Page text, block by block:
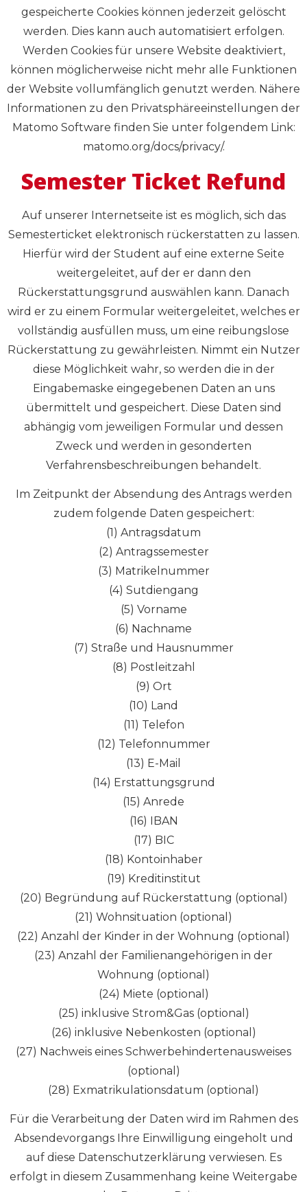
gespeicherte Cookies können jederzeit gelöscht
werden. Dies kann auch automatisiert erfolgen.
Werden Cookies für unsere Website deaktiviert,
können möglicherweise nicht mehr alle Funktionen
der Website vollumfänglich genutzt werden. Nähere
Informationen zu den Privatsphäreeinstellungen der
Matomo Software finden Sie unter folgendem Link:
matomo.org/docs/privacy/.
Semester Ticket Refund
Auf unserer Internetseite ist es möglich, sich das
Semesterticket elektronisch rückerstatten zu lassen.
Hierfür wird der Student auf eine externe Seite
weitergeleitet, auf der er dann den
Rückerstattungsgrund auswählen kann. Danach
wird er zu einem Formular weitergeleitet, welches er
vollständig ausfüllen muss, um eine reibungslose
Rückerstattung zu gewährleisten. Nimmt ein Nutzer
diese Möglichkeit wahr, so werden die in der
Eingabemaske eingegebenen Daten an uns
übermittelt und gespeichert. Diese Daten sind
abhängig vom jeweiligen Formular und dessen
Zweck und werden in gesonderten
Verfahrensbeschreibungen behandelt.
Im Zeitpunkt der Absendung des Antrags werden
zudem folgende Daten gespeichert:
(1) Antragsdatum
(2) Antragssemester
(3) Matrikelnummer
(4) Sutdiengang
(5) Vorname
(6) Nachname
(7) Straße und Hausnummer
(8) Postleitzahl
(9) Ort
(10) Land
(11) Telefon
(12) Telefonnummer
(13) E-Mail
(14) Erstattungsgrund
(15) Anrede
(16) IBAN
(17) BIC
(18) Kontoinhaber
(19) Kreditinstitut
(20) Begründung auf Rückerstattung (optional)
(21) Wohnsituation (optional)
(22) Anzahl der Kinder in der Wohnung (optional)
(23) Anzahl der Familienangehörigen in der
Wohnung (optional)
(24) Miete (optional)
(25) inklusive Strom&Gas (optional)
(26) inklusive Nebenkosten (optional)
(27) Nachweis eines Schwerbehindertenausweises
(optional)
(28) Exmatrikulationsdatum (optional)
Für die Verarbeitung der Daten wird im Rahmen des
Absendevorgangs Ihre Einwilligung eingeholt und
auf diese Datenschutzerklärung verwiesen. Es
erfolgt in diesem Zusammenhang keine Weitergabe